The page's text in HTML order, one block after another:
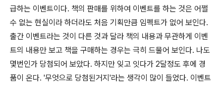
급하는 이벤트이다. 책의 판매를 위하여 이벤트를 하는 것은 어쩔
수 없는 현실이라 하더라도 처음 기획만큼 임펙트가 없어 보인다.
출간 이벤트라는 것이 다른 것과 달라 책의 내용과 무관하게 이벤
트의 내용만 보고 책을 구매하는 경우는 극히 드물어 보인다. 나도
몇번인가 당첨되어 보았다. 하지만 잊고 잇다가 2달정도 후에 경
품이 온다. '무엇으로 당첨된거지'라는 생각이 많이 들었다. 이벤트